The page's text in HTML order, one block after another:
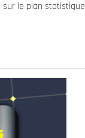
sur le plan statistique